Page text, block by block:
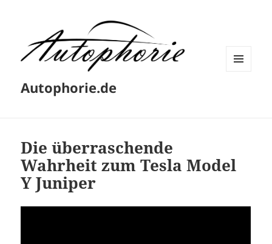
Autophorie.de
Die überraschende
Wahrheit zum Tesla Model
Y Juniper